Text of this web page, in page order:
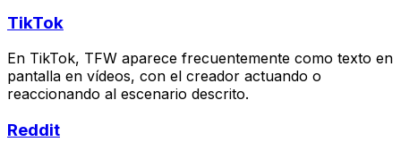
TikTok
En TikTok, TFW aparece frecuentemente como texto en
pantalla en vídeos, con el creador actuando o
reaccionando al escenario descrito.
Reddit